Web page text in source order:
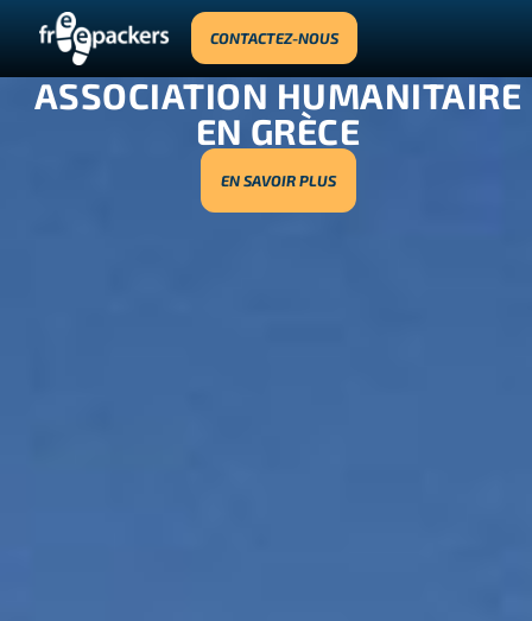
CONTACTEZ-NOUS
ASSOCIATION HUMANITAIRE
EN GRÈCE
EN SAVOIR PLUS